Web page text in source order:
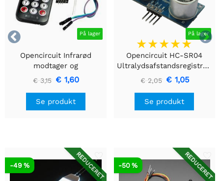

 På lager
Opencircuit Infrarød
modtager og
fjernbetjeningssæt
€ 3,15 € 1,60
Se produkt
På lager
Opencircuit HC-SR04
Ultralydsafstandsregistreringsmodul
€ 2,05 € 1,05
Se produkt
REDUCERET
-49 % REDUCERET
-50 %